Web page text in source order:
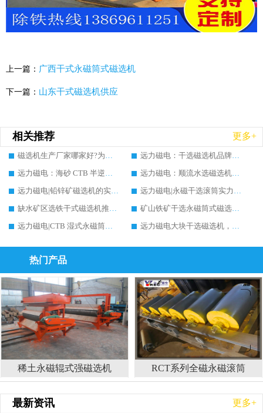
上一篇： 广西干式永磁筒式磁选机
下一篇： 山东干式磁选机供应
相关推荐 更多+
磁选机生产厂家哪家好?为什么定期维护很重要!
远力磁电：干选磁选机品牌实力生产厂家实测对比及推荐，价格及案例分析
远力磁电：海砂 CTB 半逆流磁选机实力生产厂家实测对比推荐，价格及案例分析
远力磁电：顺流水选磁选机实力生产厂家实测对比推荐，价格及案例分析
远力磁电|铅锌矿磁选机的实力生产厂家推荐，案例分析
远力磁电|永磁干选滚筒实力生产厂家推荐，多维度筛选指南与案例分析
缺水矿区选铁干式磁选机推荐实力生产厂家案例分析|远力磁电
矿山铁矿干选永磁筒式磁选机铁矿精选推荐，实力生产厂家远力磁电现场案例分享
远力磁电|CTB 湿式永磁筒式磁选机铁矿精选推荐实力生产厂家
远力磁电大块干选磁选机，实力厂家设备能否提升矿石品位?行业趋势、厂家调研全解析
热门产品
稀土永磁辊式强磁选机 RCT系列全磁永磁滚筒
最新资讯 更多+